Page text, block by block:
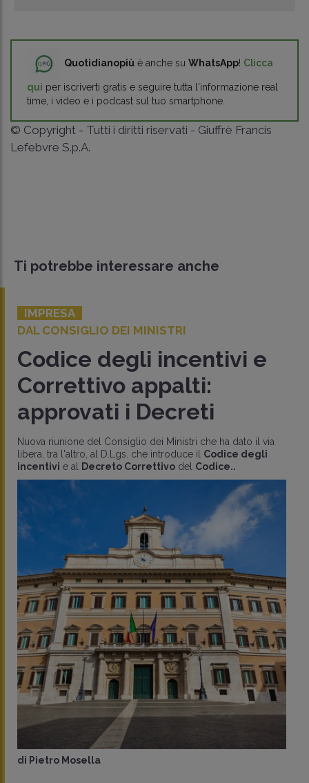
Quotidianopiù è anche su WhatsApp! Clicca
qui per iscriverti gratis e seguire tutta l'informazione real
time, i video e i podcast sul tuo smartphone.
© Copyright - Tutti i diritti riservati - Giuffrè Francis
Lefebvre S.p.A.
Ti potrebbe interessare anche
IMPRESA
DAL CONSIGLIO DEI MINISTRI
Codice degli incentivi e
Correttivo appalti:
approvati i Decreti
Nuova riunione del Consiglio dei Ministri che ha dato il via
libera, tra l'altro, al D.Lgs. che introduce il Codice degli
incentivi e al Decreto Correttivo del Codice..
di Pietro Mosella